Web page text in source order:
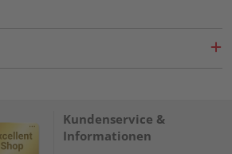
Kundenservice &
Informationen